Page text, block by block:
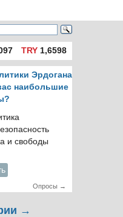
19
TRY1,6598
Эрдогана
наибольшие
и свободы
Опросы →
→